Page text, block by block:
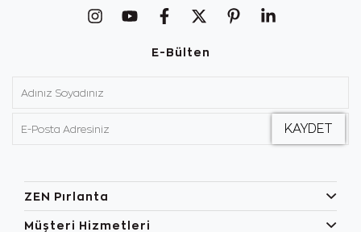
E-Bülten
ZEN Pırlanta
Müşteri Hizmetleri